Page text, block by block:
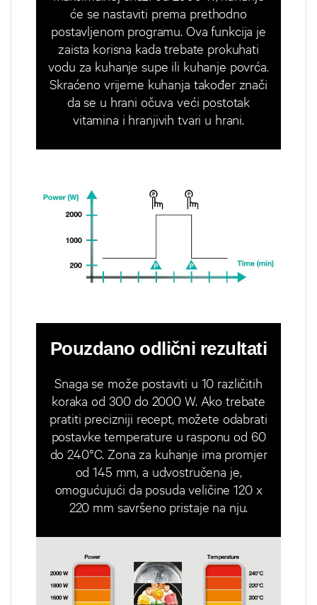
će se nastaviti prema prethodno
postavljenom programu. Ova funkcija je
zaista korisna kada trebate prokuhati
vodu za kuhanje supe ili kuhanje povrća.
Skraćeno vrijeme kuhanja također znači
da se u hrani očuva veći postotak
vitamina i hranjivih tvari u hrani.
Pouzdano odlični rezultati
Snaga se može postaviti u 10 različitih
koraka od 300 do 2000 W. Ako trebate
pratiti precizniji recept, možete odabrati
postavke temperature u rasponu od 60
do 240°C. Zona za kuhanje ima promjer
od 145 mm, a udvostručena je,
omogućujući da posuda veličine 120 x
220 mm savršeno pristaje na nju.